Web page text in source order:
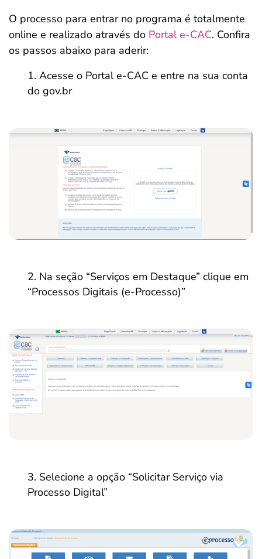
O processo para entrar no programa é totalmente
online e realizado através do Portal e-CAC. Confira
os passos abaixo para aderir:
Acesse o Portal e-CAC e entre na sua conta
do gov.br
Na seção “Serviços em Destaque” clique em
“Processos Digitais (e-Processo)”
Selecione a opção “Solicitar Serviço via
Processo Digital”